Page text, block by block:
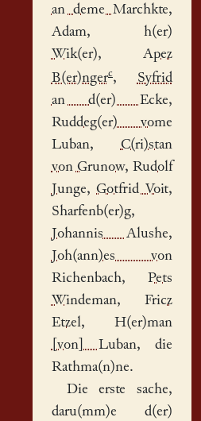
an deme Marchkte,
Adam, h(er)
Wik(er), Apez
B(er)ngerc, Syfrid
an d(er) Ecke,
Ruddeg(er) vome
Luban,C(ri)stan
von Grunow, Rudolf
Junge,Gotfrid Voit,
Sharfenb(er)g,
Johannis Alushe,
Joh(ann)es von
Richenbach, Pets
Windeman, Fricz
Etzel, H(er)man
[von] Luban, die
Rathma(n)ne.
Die erste sache,
daru(mm)e d(er)